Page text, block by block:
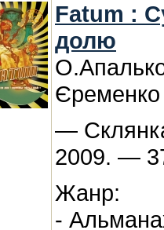
Fatum :
долю
—
2009. —
Жанр:
-